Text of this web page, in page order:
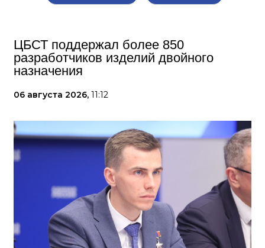
ЦБСТ поддержал более 850
разработчиков изделий двойного
назначения
06 августа 2026, 11:12